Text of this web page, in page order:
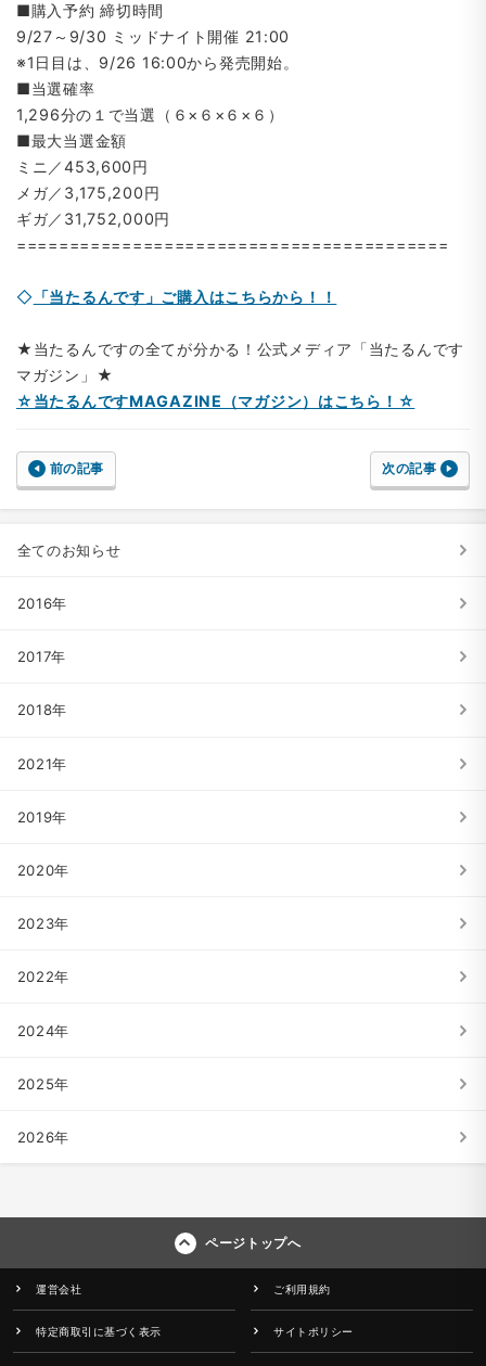
■購入予約 締切時間
9/27～9/30 ミッドナイト開催 21:00
※1日目は、9/26 16:00から発売開始。
■当選確率
1,296分の１で当選（６×６×６×６）
■最大当選金額
ミニ／453,600円
メガ／3,175,200円
ギガ／31,752,000円
=========================================
◇ 「当たるんです」ご購入はこちらから！！
★当たるんですの全てが分かる！公式メディア「当たるんです
マガジン」★
☆当たるんですMAGAZINE（マガジン）はこちら！☆
前の記事 次の記事
全てのお知らせ
2016年
2017年
2018年
2021年
2019年
2020年
2023年
2022年
2024年
2025年
2026年
ページトップへ
運営会社 ご利用規約
特定商取引に基づく表示 サイトポリシー